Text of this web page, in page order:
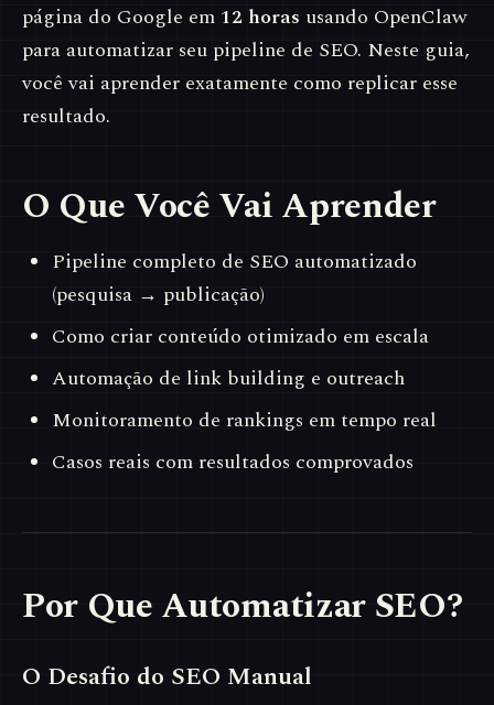
página do Google em 12 horas usando OpenClaw
para automatizar seu pipeline de SEO. Neste guia,
você vai aprender exatamente como replicar esse
resultado.
O Que Você Vai Aprender
Pipeline completo de SEO automatizado
(pesquisa → publicação)
Como criar conteúdo otimizado em escala
Automação de link building e outreach
Monitoramento de rankings em tempo real
Casos reais com resultados comprovados
Por Que Automatizar SEO?
O Desafio do SEO Manual